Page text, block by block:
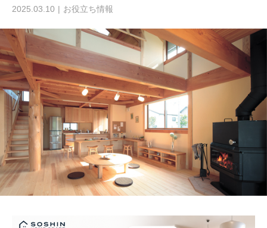
2025.03.10 お役立ち情報